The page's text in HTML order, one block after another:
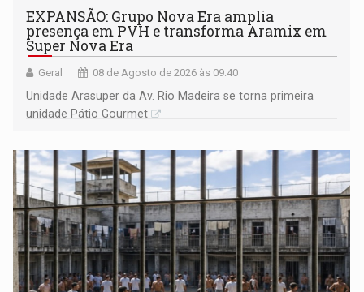
EXPANSÃO: Grupo Nova Era amplia
presença em PVH e transforma Aramix em
Super Nova Era
Geral 08 de Agosto de 2026 às 09:40
Unidade Arasuper da Av. Rio Madeira se torna primeira
unidade Pátio Gourmet